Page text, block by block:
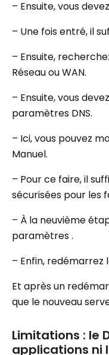
– Ensuite, vous
– Une fois entré, il
– Ensuite,
Réseau ou WAN.
– Ensuite, vous
paramètres DNS.
– Ici, vous pouvez
Manuel.
– Pour ce faire, il
sécurisées pour les
– À la neuvième
paramètres .
– Enfin, redémarrez
Et après un
que le nouveau
Limitations : le
applications ni